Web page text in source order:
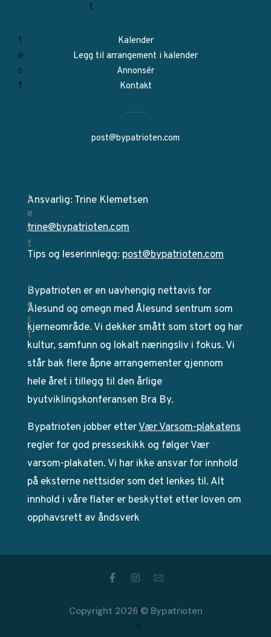
Kalender
Legg til arrangement i kalender
Annonsér
Kontakt
post@bypatrioten.com
Ansvarlig: Trine Klemetsen
trine@bypatrioten.com
Tips og leserinnlegg: post@bypatrioten.com
Bypatrioten er en uavhengig nettavis for
Ålesund og omegn med Ålesund sentrum som
kjerneområde. Vi dekker smått som stort og har
kultur, samfunn og lokalt næringsliv i fokus. Vi
står bak flere åpne arrangementer gjennom
hele året i tillegg til den årlige
byutviklingskonferansen Bra By.
Bypatrioten jobber etterVær Varsom-plakatens
regler for god presseskikk og følger Vær
varsom-plakaten. Vi har ikke ansvar for innhold
på eksterne nettsider som det lenkes til. Alt
innhold i våre flater er beskyttet etter loven om
opphavsrett av åndsverk
Copyright 2026 © Bypatrioten